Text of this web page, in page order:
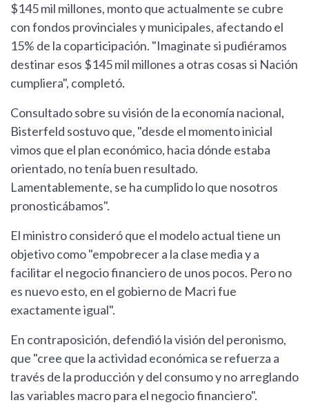
$145 mil millones, monto que actualmente se cubre
con fondos provinciales y municipales, afectando el
15% de la coparticipación. "Imaginate si pudiéramos
destinar esos $145 mil millones a otras cosas si Nación
cumpliera", completó.
Consultado sobre su visión de la economía nacional,
Bisterfeld sostuvo que, "desde el momento inicial
vimos que el plan económico, hacia dónde estaba
orientado, no tenía buen resultado.
Lamentablemente, se ha cumplido lo que nosotros
pronosticábamos".
El ministro consideró que el modelo actual tiene un
objetivo como "empobrecer a la clase media y a
facilitar el negocio financiero de unos pocos. Pero no
es nuevo esto, en el gobierno de Macri fue
exactamente igual".
En contraposición, defendió la visión del peronismo,
que "cree que la actividad económica se refuerza a
través de la producción y del consumo y no arreglando
las variables macro para el negocio financiero".